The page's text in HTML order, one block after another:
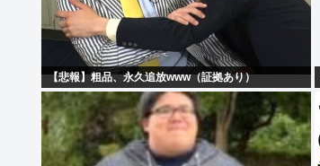
【悲報】粗品、永久追放www（証拠あり）